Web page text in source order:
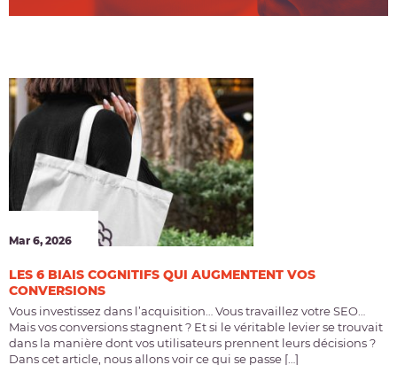
Mar 6, 2026
LES 6 BIAIS COGNITIFS QUI AUGMENTENT VOS
CONVERSIONS
Vous investissez dans l’acquisition… Vous travaillez votre SEO…
Mais vos conversions stagnent ? Et si le véritable levier se trouvait
dans la manière dont vos utilisateurs prennent leurs décisions ?
Dans cet article, nous allons voir ce qui se passe […]